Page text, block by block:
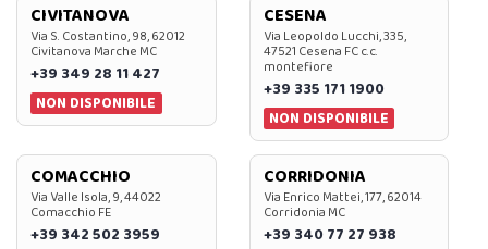
CIVITANOVA
Via S. Costantino, 98, 62012
Civitanova Marche MC
+39 349 28 11 427
NON DISPONIBILE
CESENA
Via Leopoldo Lucchi, 335,
47521 Cesena FC c.c.
montefiore
+39 335 171 1900
NON DISPONIBILE
COMACCHIO
Via Valle Isola, 9, 44022
Comacchio FE
+39 342 502 3959
CORRIDONIA
Via Enrico Mattei, 177, 62014
Corridonia MC
+39 340 77 27 938